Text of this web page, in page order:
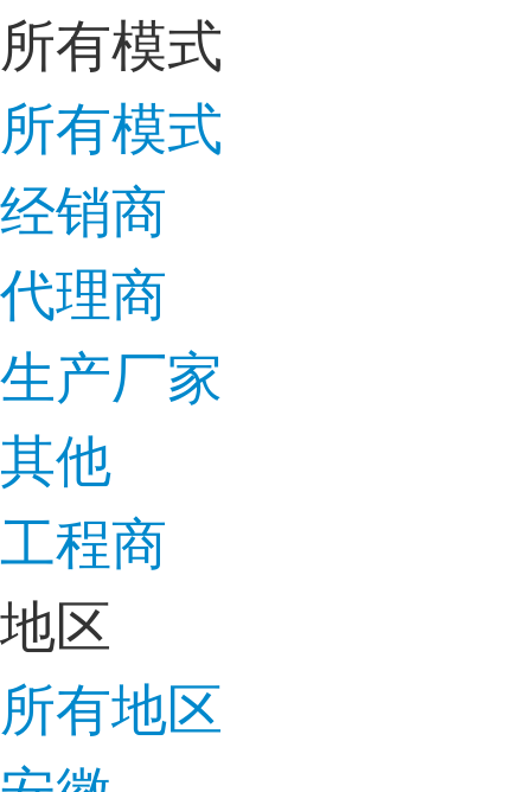
所有模式
所有模式
经销商
代理商
生产厂家
其他
工程商
地区
所有地区